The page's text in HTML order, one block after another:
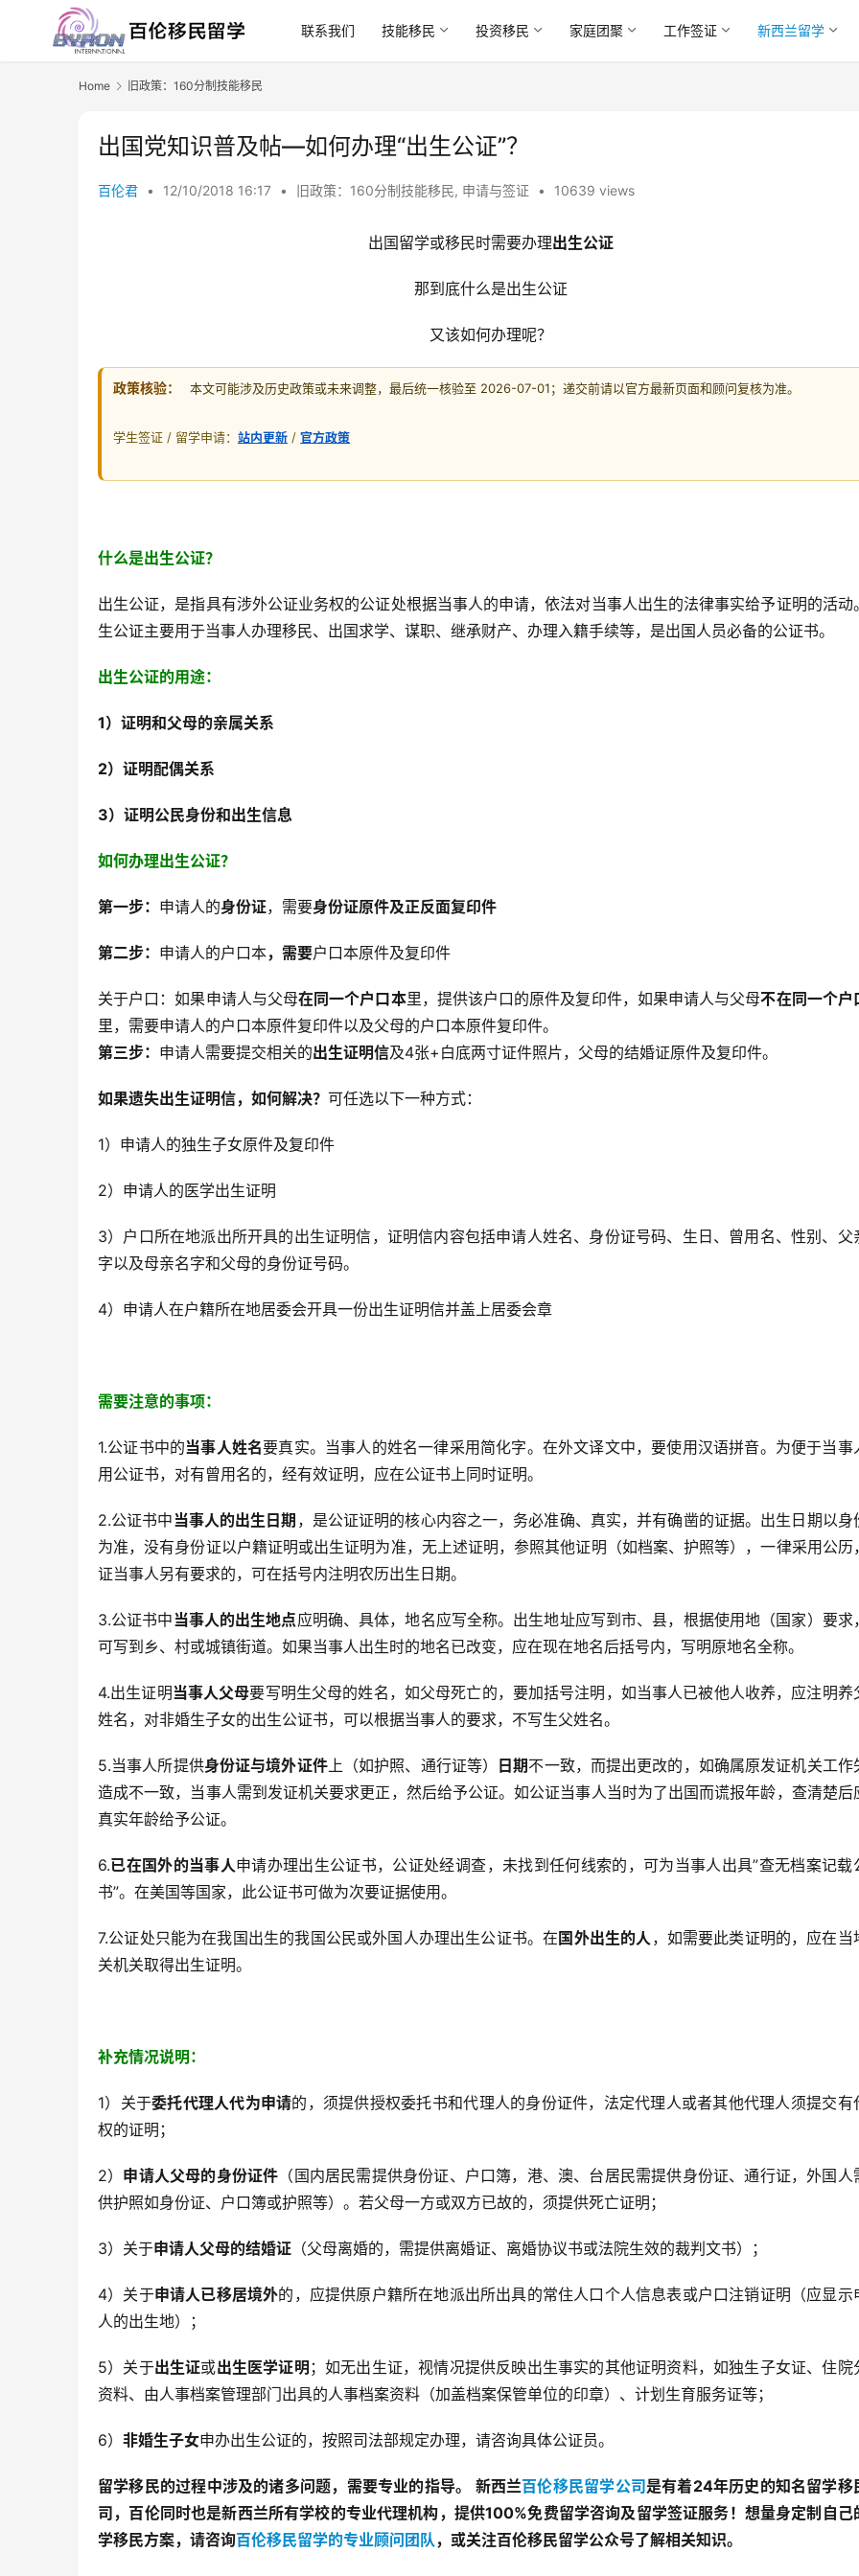
联系我们 技能移民 投资移民 家庭团聚 工作签证 新西兰留学
Home 旧政策：160分制技能移民
出国党知识普及帖—如何办理“出生公证”？
百伦君 • 12/10/2018 16:17 • 旧政策：160分制技能移民, 申请与签证 • 10639 views
出国留学或移民时需要办理出生公证
那到底什么是出生公证
又该如何办理呢？
政策核验： 本文可能涉及历史政策或未来调整，最后统一核验至 2026-07-01；递交前请以官方最新页面和顾问复核为准。
学生签证 / 留学申请： 站内更新 / 官方政策
什么是出生公证？
出生公证，是指具有涉外公证业务权的公证处根据当事人的申请，依法对当事人出生的法律事实给予证明的活动
生公证主要用于当事人办理移民、出国求学、谋职、继承财产、办理入籍手续等，是出国人员必备的公证书。
出生公证的用途：
1）证明和父母的亲属关系
2）证明配偶关系
3）证明公民身份和出生信息
如何办理出生公证？
第一步： 申请人的身份证，需要身份证原件及正反面复印件
第二步： 申请人的户口本，需要户口本原件及复印件
关于户口：如果申请人与父母在同一个户口本里，提供该户口的原件及复印件，如果申请人与父母不在同一个户
里，需要申请人的户口本原件复印件以及父母的户口本原件复印件。
第三步： 申请人需要提交相关的出生证明信及4张+白底两寸证件照片，父母的结婚证原件及复印件。
如果遗失出生证明信，如何解决？ 可任选以下一种方式：
1）申请人的独生子女原件及复印件
2）申请人的医学出生证明
3）户口所在地派出所开具的出生证明信，证明信内容包括申请人姓名、身份证号码、生日、曾用名、性别、父
字以及母亲名字和父母的身份证号码。
4）申请人在户籍所在地居委会开具一份出生证明信并盖上居委会章
需要注意的事项：
1.公证书中的当事人姓名要真实。当事人的姓名一律采用简化字。在外文译文中，要使用汉语拼音。为便于当事
用公证书，对有曾用名的，经有效证明，应在公证书上同时证明。
2.公证书中当事人的出生日期 ，是公证证明的核心内容之一，务必准确、真实，并有确凿的证据。出生日期以身
为准，没有身份证以户籍证明或出生证明为准，无上述证明，参照其他证明（如档案、护照等），一律采用公历
证当事人另有要求的，可在括号内注明农历出生日期。
3.公证书中当事人的出生地点应明确、具体，地名应写全称。出生地址应写到市、县，根据使用地（国家）要求
可写到乡、村或城镇街道。如果当事人出生时的地名已改变，应在现在地名后括号内，写明原地名全称。
4.出生证明当事人父母要写明生父母的姓名，如父母死亡的，要加括号注明，如当事人已被他人收养，应注明养
姓名，对非婚生子女的出生公证书，可以根据当事人的要求，不写生父姓名。
5.当事人所提供身份证与境外证件上（如护照、通行证等） 日期不一致，而提出更改的，如确属原发证机关工作
造成不一致，当事人需到发证机关要求更正，然后给予公证。如公证当事人当时为了出国而谎报年龄，查清楚后
真实年龄给予公证。
6.已在国外的当事人申请办理出生公证书，公证处经调查，未找到任何线索的，可为当事人出具”查无档案记载
书”。在美国等国家，此公证书可做为次要证据使用。
7.公证处只能为在我国出生的我国公民或外国人办理出生公证书。在 国外出生的人 ，如需要此类证明的，应在当
关机关取得出生证明。
补充情况说明：
1）关于委托代理人代为申请的，须提供授权委托书和代理人的身份证件，法定代理人或者其他代理人须提交有
权的证明；
2） 申请人父母的身份证件 （国内居民需提供身份证、户口簿，港、澳、台居民需提供身份证、通行证，外国人
供护照如身份证、户口簿或护照等）。若父母一方或双方已故的，须提供死亡证明；
3）关于申请人父母的结婚证 （父母离婚的，需提供离婚证、离婚协议书或法院生效的裁判文书）；
4）关于申请人已移居境外的，应提供原户籍所在地派出所出具的常住人口个人信息表或户口注销证明（应显示
人的出生地）；
5）关于出生证或出生医学证明 ；如无出生证，视情况提供反映出生事实的其他证明资料，如独生子女证、住院
资料、由人事档案管理部门出具的人事档案资料（加盖档案保管单位的印章）、计划生育服务证等；
6） 非婚生子女申办出生公证的，按照司法部规定办理，请咨询具体公证员。
留学移民的过程中涉及的诸多问题，需要专业的指导。 新西兰百伦移民留学公司是有着24年历史的知名留学移
司，百伦同时也是新西兰所有学校的专业代理机构， 提供100%免费留学咨询及留学签证服务！ 想量身定制自己
学移民方案，请咨询百伦移民留学的专业顾问团队 ，或关注百伦移民留学公众号了解相关知识。